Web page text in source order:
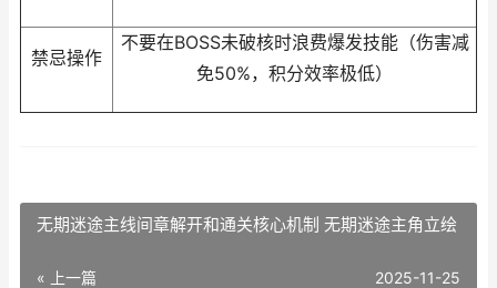
禁忌操作
不要在BOSS未破核时浪费爆发技能（伤害减
免50%，积分效率极低）
无期迷途主线间章解开和通关核心机制 无期迷途主角立绘
« 上一篇 2025-11-25